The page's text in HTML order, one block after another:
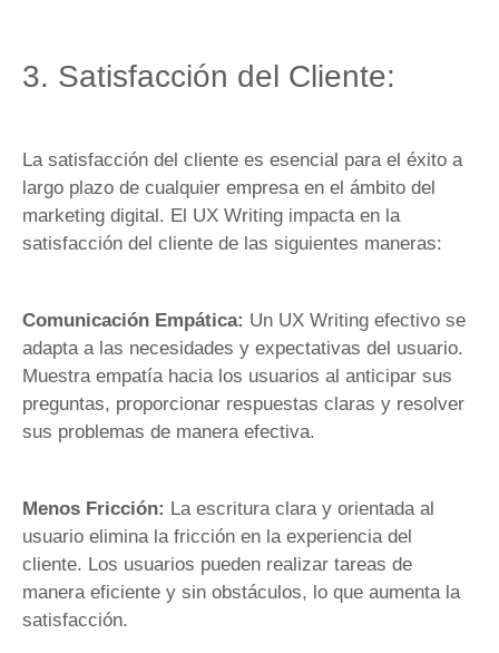
3. Satisfacción del Cliente:
La satisfacción del cliente es esencial para el éxito a
largo plazo de cualquier empresa en el ámbito del
marketing digital. El UX Writing impacta en la
satisfacción del cliente de las siguientes maneras:
Comunicación Empática: Un UX Writing efectivo se
adapta a las necesidades y expectativas del usuario.
Muestra empatía hacia los usuarios al anticipar sus
preguntas, proporcionar respuestas claras y resolver
sus problemas de manera efectiva.
Menos Fricción: La escritura clara y orientada al
usuario elimina la fricción en la experiencia del
cliente. Los usuarios pueden realizar tareas de
manera eficiente y sin obstáculos, lo que aumenta la
satisfacción.